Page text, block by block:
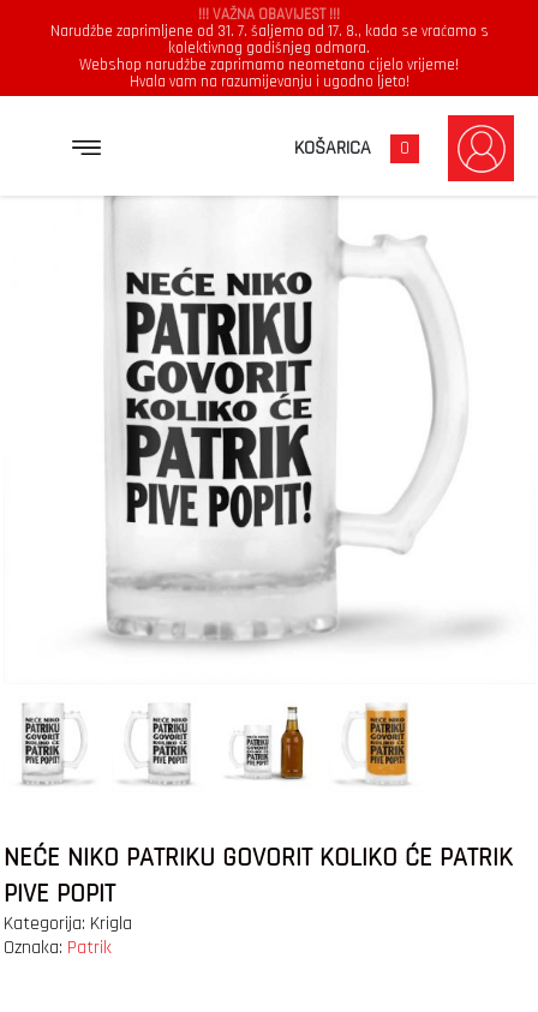
!!! VAŽNA OBAVIJEST !!!
Narudžbe zaprimljene od 31. 7. šaljemo od 17. 8., kada se vraćamo s
kolektivnog godišnjeg odmora.
Webshop narudžbe zaprimamo neometano cijelo vrijeme!
Hvala vam na razumijevanju i ugodno ljeto!
KOŠARICA 0
NEĆE NIKO PATRIKU GOVORIT KOLIKO ĆE PATRIK PIVE POPIT
NEĆE NIKO PATRIKU GOVORIT KOLIKO ĆE PATRIK
PIVE POPIT
Kategorija: Krigla
Oznaka: Patrik